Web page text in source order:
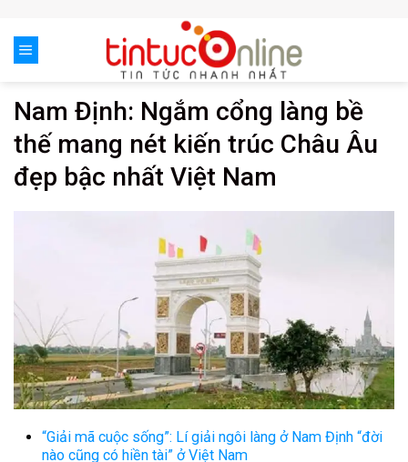
content
Nam Định: Ngắm cổng làng bề
thế mang nét kiến trúc Châu Âu
đẹp bậc nhất Việt Nam
“Giải mã cuộc sống”: Lí giải ngôi làng ở Nam Định “đời
nào cũng có hiền tài” ở Việt Nam